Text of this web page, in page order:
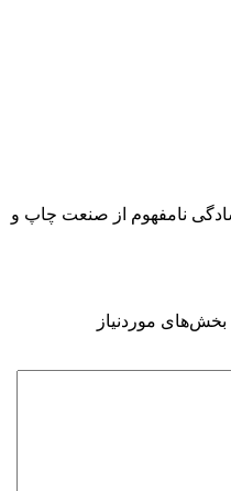
نامفهوم از صنعت چاپ و
بخش‌های موردنیاز